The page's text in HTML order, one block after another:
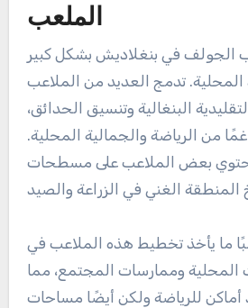
الملعب
الجولف في بنغلاديش بشكل كبير
المحلية. تدمج العديد من الملاعب
البنغالية وتنسيق الحدائق،
من الرياضة والجمالية المحلية.
تحتوي بعض الملاعب على مسطحات
ما يأخذ تخطيط هذه الملاعب في
المحلية وممارسات المجتمع، مما
للرياضة ولكن أيضًا مساحات